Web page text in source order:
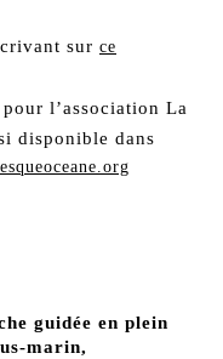
sur ce
l’association La
disponible dans
guidée en plein
marin,